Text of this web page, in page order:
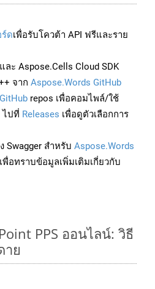
ดเพื่อรับโควต้า API ฟรีและราย
ละ Aspose.Cells Cloud SDK
จาก Aspose.Words GitHub
repos เพื่อคอมไพล์/ใช้
ไปที่ Releases เพื่อดูตัวเลือกการ
Swagger สำหรับ Aspose.Words
เพื่อทราบข้อมูลเพิ่มเติมเกี่ยวกับ
PPS ออนไลน์: วิธี
าย